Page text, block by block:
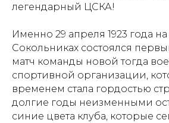
легендарный ЦСКА!
Именно 29 апреля 1923 года
Сокольниках состоялся
матч команды новой тогда
спортивной организации,
временем стала гордостью
долгие годы неизменными
синие цвета клуба, которые